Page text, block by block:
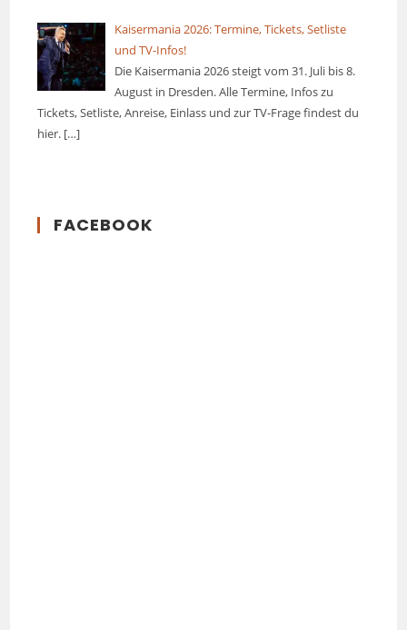
Kaisermania 2026: Termine, Tickets, Setliste
und TV-Infos!
Die Kaisermania 2026 steigt vom 31. Juli bis 8.
August in Dresden. Alle Termine, Infos zu
Tickets, Setliste, Anreise, Einlass und zur TV-Frage findest du
hier. […]
FACEBOOK